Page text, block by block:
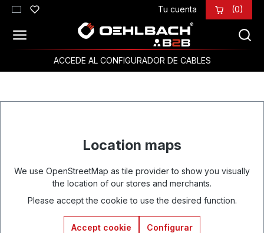
Saltar al contenido principal Tu cuenta (0)
ACCEDE AL CONFIGURADOR DE CABLES
Location maps
We use OpenStreetMap as tile provider to show you visually
the location of our stores and merchants.
Please accept the cookie to use the desired function.
Accept cookie Configurar